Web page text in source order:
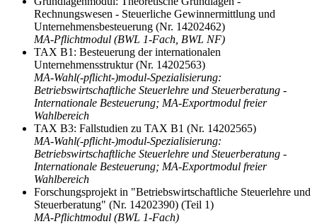
Rechnungswesen - Steuerliche Gewinnermittlung und
Unternehmensbesteuerung (Nr. 14202462)
MA-Pflichtmodul (BWL 1-Fach, BWL NF)
TAX B1: Besteuerung der internationalen
Unternehmensstruktur (Nr. 14202563)
MA-Wahl(-pflicht-)modul-Spezialisierung:
Betriebswirtschaftliche Steuerlehre und Steuerberatung -
Internationale Besteuerung; MA-Exportmodul freier
Wahlbereich
TAX B3: Fallstudien zu TAX B1 (Nr. 14202565)
MA-Wahl(-pflicht-)modul-Spezialisierung:
Betriebswirtschaftliche Steuerlehre und Steuerberatung -
Internationale Besteuerung; MA-Exportmodul freier
Wahlbereich
Forschungsprojekt in "Betriebswirtschaftliche Steuerlehre und
Steuerberatung" (Nr. 14202390) (Teil 1)
MA-Pflichtmodul (BWL 1-Fach)